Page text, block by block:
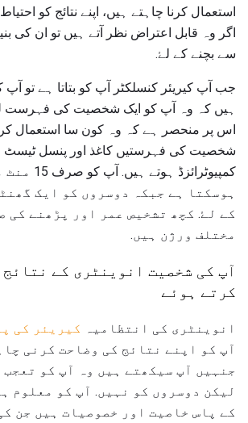
استعمال کرنا چاہتے ہیں، اپنے نتائج کو
اگر وہ قابل اعتراض نظر آتے ہیں تو ان کی
سے بچنے کے لۓ.
جب آپ کیریئر کنسلکٹر آپ کو بتاتا ہے تو آپ
ہیں کہ وہ آپ کو ایک شخصیت کی فہرست
اس پر منحصر ہے کہ وہ کون سا استعمال
شخصیت کی فہرستیں کاغذ اور پنسل ٹیسٹ
کمپیوٹرائزڈ
ہوسکتا ہے جبکہ دوسروں کو ایک
کے لۓ. کچھ تشخیص عمر اور پڑھنے کی
مختلف ورژن ہیں.
آپ کی شخصیت انوینٹری کے
کرتے ہوئے
انوینٹری کی انتظامیہ
کیریئر کی
آپ کو اپنے نتائج کی وضاحت کرنی
جنہیں آپ سیکھتے ہیں وہ آپ کو تعجب
لیکن دوسروں کو نہیں. آپ کو معلوم
کے پاس خاصیت اور خصوصیات ہیں جن